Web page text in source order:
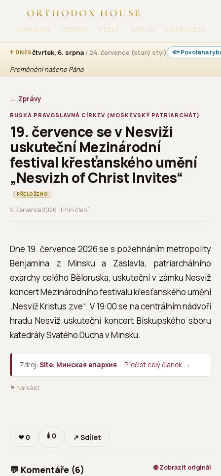
ORTHODOX HOUSE
KOMUNITA ZPRÁVY REELS CÍRKVE KATECHEZE
☦ DNESčtvrtek, 6. srpna / 24. července (starý styl) 🐟 Povolena
Proměnění našeho Pána
← Zprávy
RUSKÁ PRAVOSLAVNÁ CÍRKEV (MOSKEVSKÝ PATRIARCHÁT)
19. července se v Nesviži
uskuteční Mezinárodní
festival křesťanského umění
„Nesvizh of Christ Invites“
PŘELOŽENO
9. července 2026 · 1 min čtení
Dne 19. července 2026 se s požehnáním metropolity
Benjamina z Minsku a Zaslavla, patriarchálního
exarchy celého Běloruska, uskuteční v zámku Nesviž
koncert Mezinárodního festivalu křesťanského umění
„Nesviž Kristus zve“. V 19:00 se na centrálním nádvoří
hradu Nesviž uskuteční koncert Biskupského sboru
katedrály Svatého Ducha v Minsku.
Zdroj: Site: Минская епархия · Přečíst celý článek →
⚑ Nahlásit
❤ 0 🕯 0 ↗ Sdílet
💬 Komentáře (6) 🌐 Zobrazit originál